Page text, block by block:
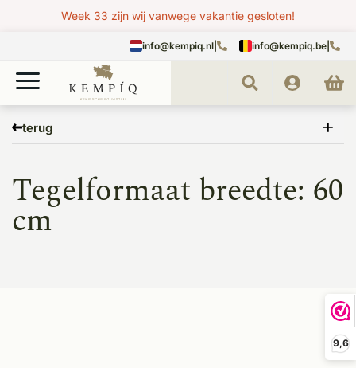
9,6
Week 33 zijn wij vanwege vakantie gesloten!
info@kempiq.nl info@kempiq.be
terug
Tegelformaat breedte: 60
cm